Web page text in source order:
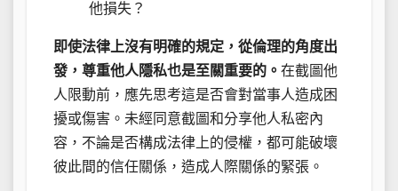
他損失？
即使法律上沒有明確的規定，從倫理的角度出
發，尊重他人隱私也是至關重要的。 在截圖他
人限動前，應先思考這是否會對當事人造成困
擾或傷害。未經同意截圖和分享他人私密內
容，不論是否構成法律上的侵權，都可能破壞
彼此間的信任關係，造成人際關係的緊張。